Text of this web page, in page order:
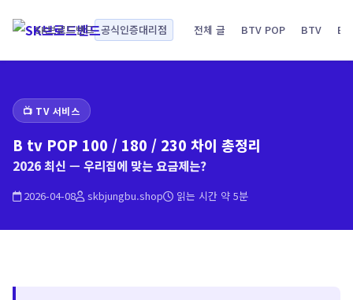
SK브로드밴드 공식인증대리점 전체 글 BTV POP BTV
📺 TV 서비스
B tv POP 100 / 180 / 230 차이 총정리
2026 최신 — 우리집에 맞는 요금제는?
2026-04-08 skbjungbu.shop 읽는 시간 약 5분